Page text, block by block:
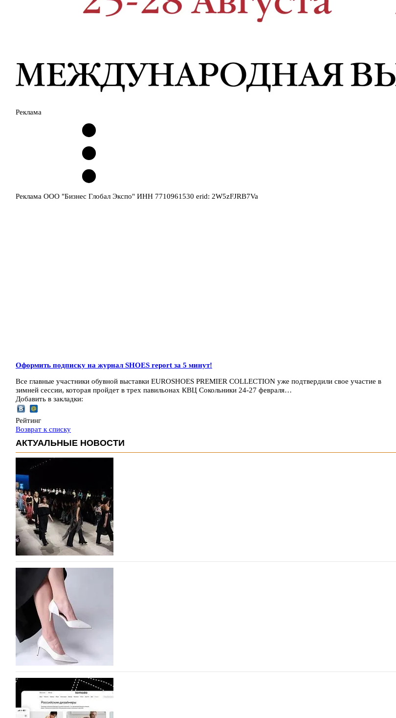
Реклама
Реклама ООО "Бизнес Глобал Экспо" ИНН 7710961530 erid: 2W5zFJRB7Va
Оформить подписку на журнал SHOES report за 5 минут!
Все главные участники обувной выставки EUROSHOES PREMIER COLLECTION уже подтвердили свое участие в
зимней сессии, которая пройдет в трех павильонах КВЦ Сокольники 24-27 февраля…
Добавить в закладки:
Рейтинг
Возврат к списку
АКТУАЛЬНЫЕ НОВОСТИ
На участие в Московской неделе моды подано 1047 заявок
На участие в седьмой Московской неделе моды, которая пройдет в российской столице с 26 сентября по 1
октября, уже подано 1047 заявок. Примерно половину из них (494) прислали дизайнеры, коллекции
которых не были представлены в…
07.08.2026 557
BALLINA представит свои новинки на Euro Shoes
Компания BALLINA Guangzhou Lihuang Footwear Co., Ltd., основанная в 2011 году и расположенная в
Гуанчжоу, столице моды Китая, является профессиональной обувной компанией, объединяющей